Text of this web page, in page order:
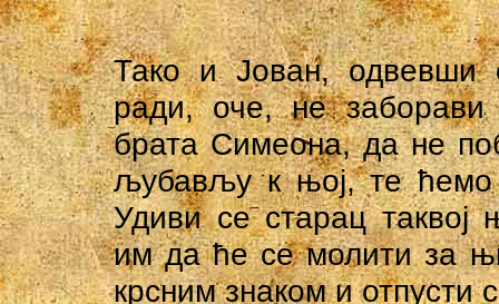
Тако и Јован, одвевши
ради, оче, не заборави
брата Симеона, да не
љубављу к њој, те ћемо
Удиви се старац таквој
им да ће се молити за
крсним знаком и отпусти